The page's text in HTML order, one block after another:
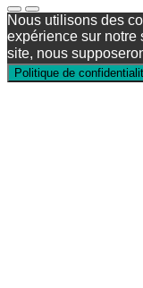
Nous utilisons des
expérience sur notre
site, nous
Politique de